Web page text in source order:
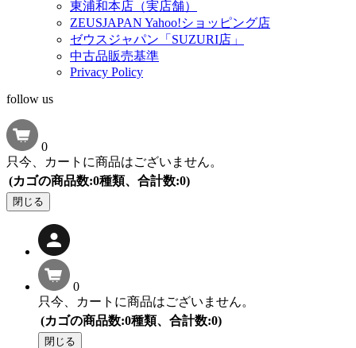
東浦和本店（実店舗）
ZEUSJAPAN Yahoo!ショッピング店
ゼウスジャパン「SUZURI店」
中古品販売基準
Privacy Policy
follow us
0
只今、カートに商品はございません。
(カゴの商品数:0種類、合計数:0)
閉じる
0
只今、カートに商品はございません。
(カゴの商品数:0種類、合計数:0)
閉じる